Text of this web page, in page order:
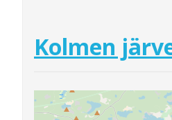
Kolmen